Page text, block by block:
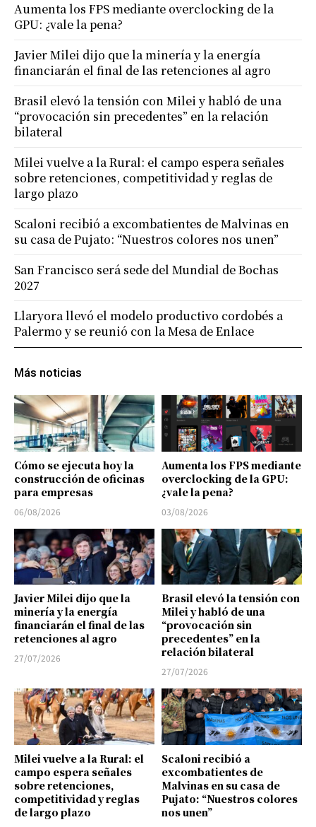
Más noticias
Cómo se ejecuta hoy la
construcción de oficinas
para empresas
06/08/2026
Aumenta los FPS mediante
overclocking de la GPU:
¿vale la pena?
03/08/2026
Javier Milei dijo que la
minería y la energía
financiarán el final de las
retenciones al agro
27/07/2026
Brasil elevó la tensión con
Milei y habló de una
“provocación sin
precedentes” en la
relación bilateral
27/07/2026
Milei vuelve a la Rural: el
campo espera señales
sobre retenciones,
competitividad y reglas
de largo plazo
Scaloni recibió a
excombatientes de
Malvinas en su casa de
Pujato: “Nuestros colores
nos unen”
Aumenta los FPS mediante overclocking de la
GPU: ¿vale la pena?
Javier Milei dijo que la minería y la energía
financiarán el final de las retenciones al agro
Brasil elevó la tensión con Milei y habló de una
“provocación sin precedentes” en la relación
bilateral
Milei vuelve a la Rural: el campo espera señales
sobre retenciones, competitividad y reglas de
largo plazo
Scaloni recibió a excombatientes de Malvinas en
su casa de Pujato: “Nuestros colores nos unen”
San Francisco será sede del Mundial de Bochas
2027
Llaryora llevó el modelo productivo cordobés a
Palermo y se reunió con la Mesa de Enlace